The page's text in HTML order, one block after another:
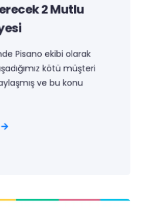
2 Mutlu
Pisano ekibi olarak
kötü müşteri
ve bu konu